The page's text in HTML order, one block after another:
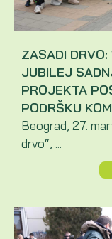
ZASADI
JUBILEJ
PROJEKTA
PODRŠKU
Beograd, 27.
drvo“, ...